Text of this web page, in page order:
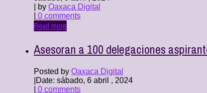
| by Oaxaca Digital
0 comments
Read more
Asesoran a 100 delegaciones
Posted by Oaxaca Digital
Date: sábado, 6 abril , 2024
0 comments